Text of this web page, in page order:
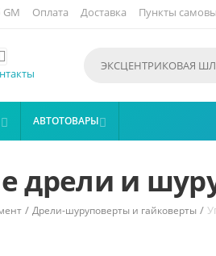
GM Оплата Доставка Пункты
 АВТОТОВАРЫ
дрели и
/ Дрели-шуруповерты и гайковерты /